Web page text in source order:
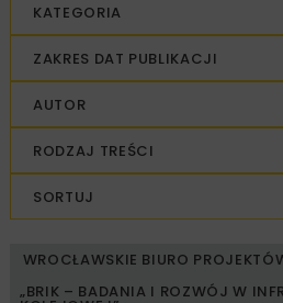
KATEGORIA
ZAKRES DAT PUBLIKACJI
AUTOR
RODZAJ TREŚCI
SORTUJ
WROCŁAWSKIE BIURO
„BRIK – BADANIA I ROZWÓJ W